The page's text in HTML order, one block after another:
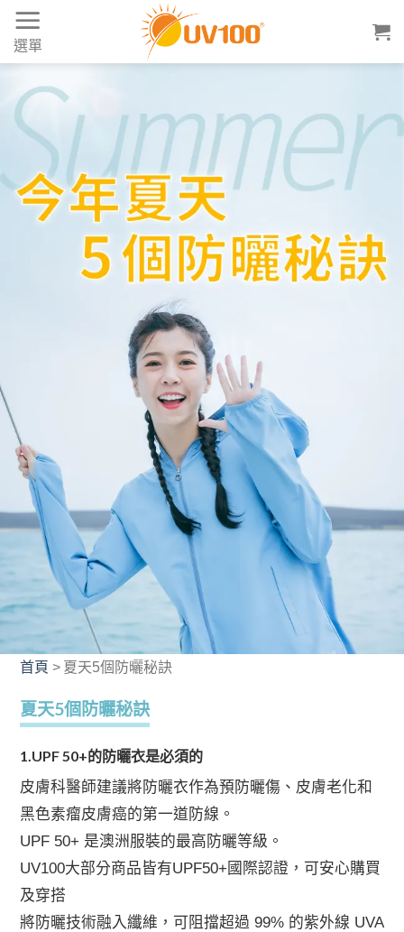
Skip
content
選單
首頁 > 夏天5個防曬秘訣
夏天5個防曬秘訣
1.UPF 50+的防曬衣是必須的
皮膚科醫師建議將防曬衣作為預防曬傷、皮膚老化和
黑色素瘤皮膚癌的第一道防線。
UPF 50+ 是澳洲服裝的最高防曬等級。
UV100大部分商品皆有UPF50+國際認證，可安心購買
及穿搭
將防曬技術融入纖維，可阻擋超過 99% 的紫外線 UVA